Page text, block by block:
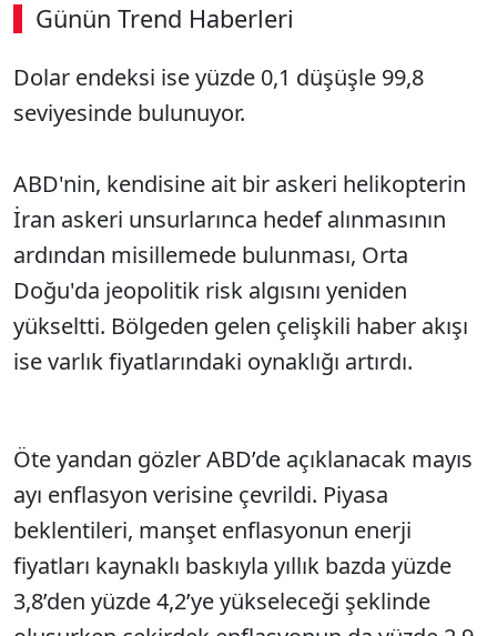
Günün Trend Haberleri
Dolar endeksi ise yüzde 0,1 düşüşle 99,8
seviyesinde bulunuyor.
ABD'nin, kendisine ait bir askeri helikopterin
İran askeri unsurlarınca hedef alınmasının
ardından misillemede bulunması, Orta
Doğu'da jeopolitik risk algısını yeniden
yükseltti. Bölgeden gelen çelişkili haber akışı
ise varlık fiyatlarındaki oynaklığı artırdı.
Öte yandan gözler ABD’de açıklanacak mayıs
ayı enflasyon verisine çevrildi. Piyasa
beklentileri, manşet enflasyonun enerji
fiyatları kaynaklı baskıyla yıllık bazda yüzde
3,8’den yüzde 4,2’ye yükseleceği şeklinde